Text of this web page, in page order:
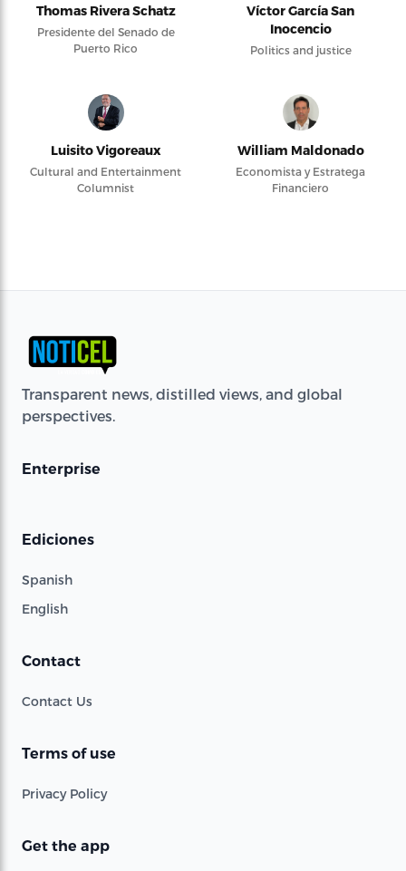
Thomas Rivera Schatz
Presidente del Senado de
Puerto Rico
Víctor García San
Inocencio
Politics and justice
Luisito Vigoreaux
Cultural and Entertainment
Columnist
William Maldonado
Economista y Estratega
Financiero
Transparent news, distilled views, and global
perspectives.
Enterprise
Ediciones
Spanish
English
Contact
Contact Us
Terms of use
Privacy Policy
Get the app